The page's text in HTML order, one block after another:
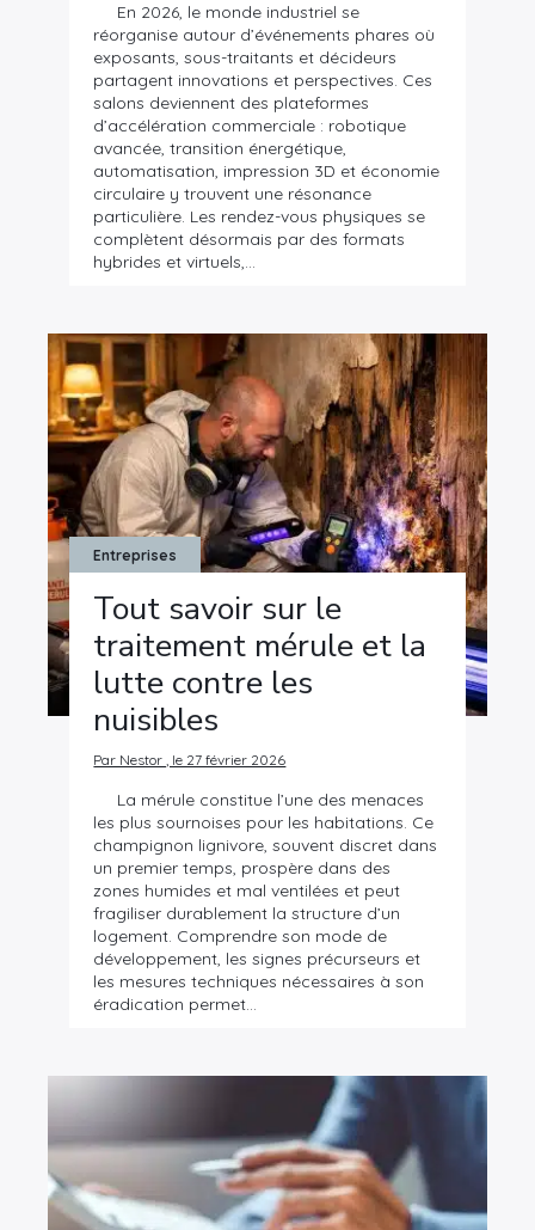
En 2026, le monde industriel se
réorganise autour d’événements phares où
exposants, sous-traitants et décideurs
partagent innovations et perspectives. Ces
salons deviennent des plateformes
d’accélération commerciale : robotique
avancée, transition énergétique,
automatisation, impression 3D et économie
circulaire y trouvent une résonance
particulière. Les rendez-vous physiques se
complètent désormais par des formats
hybrides et virtuels,…
Entreprises
Tout savoir sur le
traitement mérule et la
lutte contre les
nuisibles
Par Nestor , le 27 février 2026
La mérule constitue l’une des menaces
les plus sournoises pour les habitations. Ce
champignon lignivore, souvent discret dans
un premier temps, prospère dans des
zones humides et mal ventilées et peut
fragiliser durablement la structure d’un
logement. Comprendre son mode de
développement, les signes précurseurs et
les mesures techniques nécessaires à son
éradication permet…